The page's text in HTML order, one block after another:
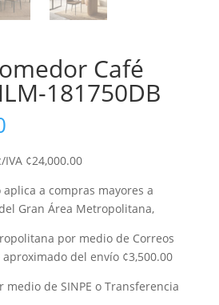
Café
181750DB
¢24,000.00
aplica a compras mayores a
Gran Área Metropolitana,
por medio de Correos
aproximado del envío ¢3,500.00
medio de SINPE o Transferencia